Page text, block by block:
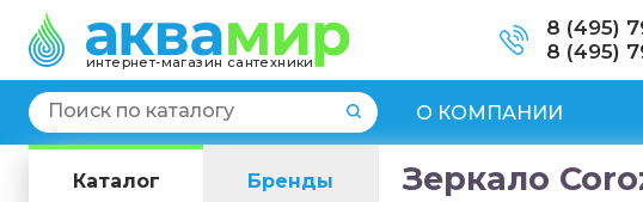
интернет-магазин сантехники
8 (495)
8 (495)
О КОМПАНИИ
Каталог Бренды Зеркало